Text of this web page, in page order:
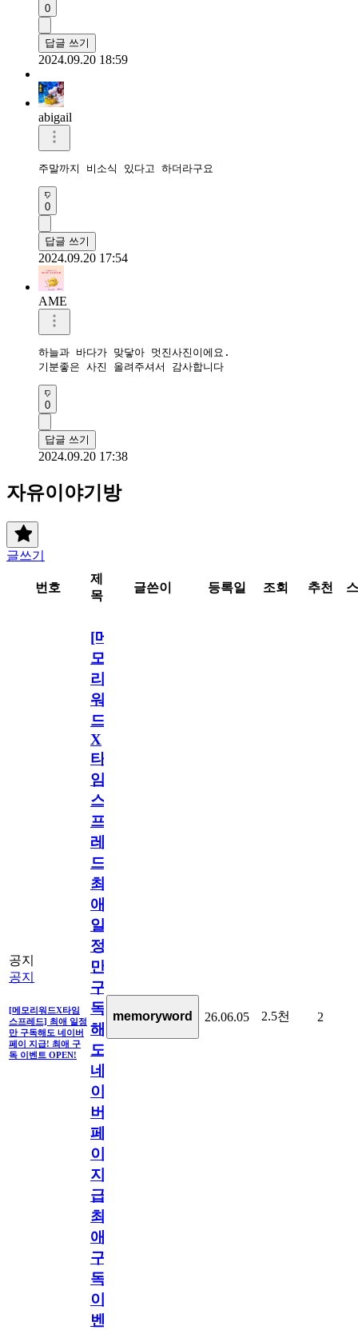
0
답글 쓰기
2024.09.20 18:59
abigail
주말까지 비소식 있다고 하더라구요
0
답글 쓰기
2024.09.20 17:54
AME
하늘과 바다가 맞닿아 멋진사진이에요.
기분좋은 사진 올려주셔서 감사합니다
0
답글 쓰기
2024.09.20 17:38
자유이야기방
글쓰기
번호
제
목
글쓴이 등록일 조회 추천
공지
공지
[메모리워드X타임
스프레드] 최애 일정
만 구독해도 네이버
페이 지급! 최애 구
독 이벤트 OPEN!
[메
모
리
워
드
X
타
임
스
프
레
드]
최
애
일
정
만
구
독
해
도
네
이
버
페
이
지
급!
최
애
구
독
이
벤
memoryword 26.06.05 2.5천 2